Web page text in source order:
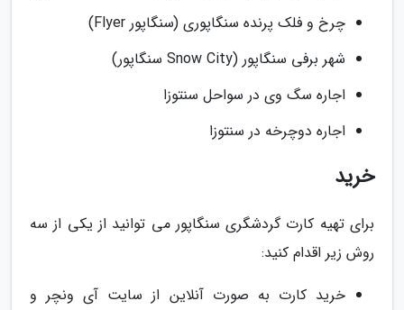
چرخ و فلک پرنده سنگاپوری (سنگاپور Flyer)
شهر برفی سنگاپور (Snow City سنگاپور)
اجاره سگ وی در سواحل سنتوزا
اجاره دوچرخه در سنتوزا
خرید
برای تهیه کارت گردشگری سنگاپور می توانید از یکی از سه
روش زیر اقدام کنید:
خرید کارت به صورت آنلاین از سایت آی ونچر و